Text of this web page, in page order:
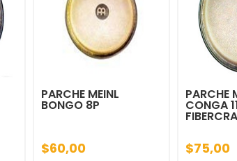
PARCHE MEINL
BONGO 8P
$60,00
PARCHE
CONGA
$75,00